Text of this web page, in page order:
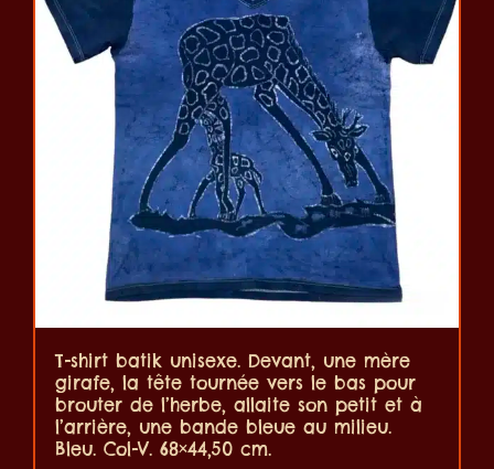
T-shirt batik unisexe. Devant, une mère
girafe, la tête tournée vers le bas pour
brouter de l’herbe, allaite son petit et à
l’arrière, une bande bleue au milieu.
Bleu. Col-V. 68×44,50 cm.